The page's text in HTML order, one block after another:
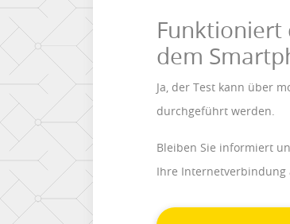
Funktioniert
dem
Ja, der Test kann über
durchgeführt werden.
Bleiben Sie informiert
Ihre Internetverbindung